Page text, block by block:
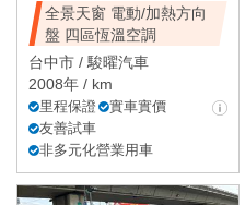
全景天窗 電動/加熱方向
盤 四區恆溫空調
台中市 /駿曜汽車
2008年 / km
里程保證
實車實價
友善試車
非多元化營業用車